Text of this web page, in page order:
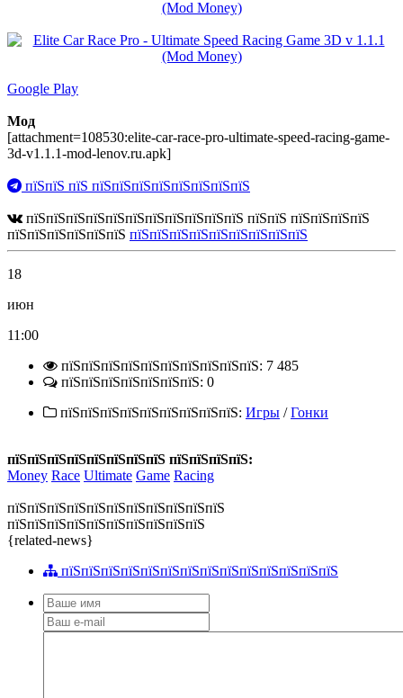
Google Play
Мод
[attachment=108530:elite-car-race-pro-ultimate-speed-racing-game-
3d-v1.1.1-mod-lenov.ru.apk]
пїЅпїЅ пїЅ пїЅпїЅпїЅпїЅпїЅпїЅпїЅпїЅ
пїЅпїЅпїЅпїЅпїЅпїЅпїЅпїЅпїЅпїЅпїЅ пїЅпїЅ пїЅпїЅпїЅпїЅ
пїЅпїЅпїЅпїЅпїЅпїЅ пїЅпїЅпїЅпїЅпїЅпїЅпїЅпїЅпїЅ
18
июн
11:00
пїЅпїЅпїЅпїЅпїЅпїЅпїЅпїЅпїЅпїЅ: 7 485
пїЅпїЅпїЅпїЅпїЅпїЅпїЅ: 0
пїЅпїЅпїЅпїЅпїЅпїЅпїЅпїЅпїЅ: Игры /Гонки
пїЅпїЅпїЅпїЅпїЅпїЅпїЅпїЅ пїЅпїЅпїЅпїЅ:
Money Race Ultimate Game Racing
пїЅпїЅпїЅпїЅпїЅпїЅпїЅпїЅпїЅпїЅпїЅ
пїЅпїЅпїЅпїЅпїЅпїЅпїЅпїЅпїЅпїЅ
{related-news}
пїЅпїЅпїЅпїЅпїЅпїЅпїЅпїЅпїЅпїЅпїЅпїЅпїЅпїЅ